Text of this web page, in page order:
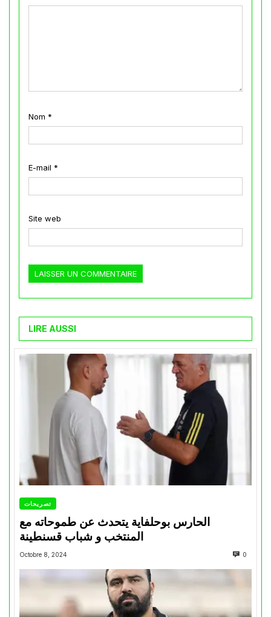
Nom *
E-mail *
Site web
LIRE AUSSI
تصريحات
الحارس بوحلفاية يتحدث عن طموحاته مع
المنتخب و شباب قسنطينة
Octobre 8, 2024 0